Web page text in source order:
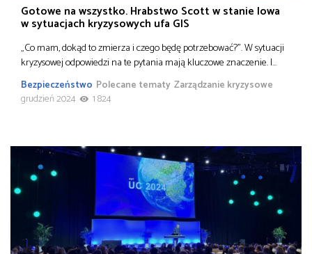
Gotowe na wszystko. Hrabstwo Scott w stanie Iowa
w sytuacjach kryzysowych ufa GIS
„Co mam, dokąd to zmierza i czego będę potrzebować?”. W sytuacji
kryzysowej odpowiedzi na te pytania mają kluczowe znaczenie. I…
Bezpieczeństwo Polecane tematy Zarządzanie kryzysowe
grudzień 2024
1 824